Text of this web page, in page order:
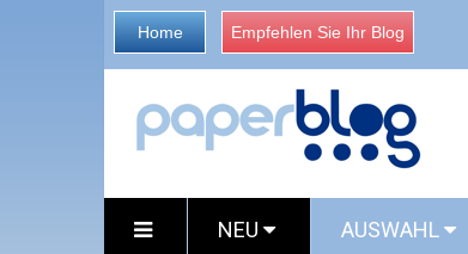
Home Empfehlen Sie Ihr Blog
NEU AUSWAHL